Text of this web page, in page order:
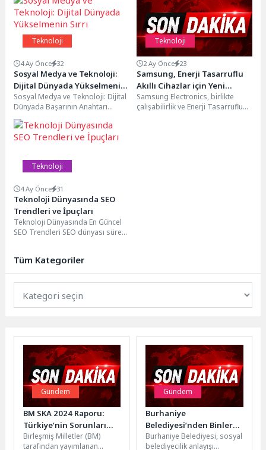
Teknoloji
4 Ay Önce 32
Sosyal Medya ve Teknoloji:
Dijital Dünyada Yükselmenin
Sırrı
Sosyal Medya ve Teknoloji: Dijital
Dünyada Başarının Anahtarı
Sosyal medya ve teknoloji
günümüz dijital dünyasında...
Teknoloji
2 Ay Önce 23
Samsung, Enerji Tasarruflu
Akıllı Cihazlar için Yeni
Avrupa Birliği Davranış
Kurallarını Benimsedi
Samsung Electronics, birlikte
çalışabilirlik ve Enerji Tasarruflu
Teknoloji
4 Ay Önce 31
Teknoloji Dünyasında SEO
Trendleri ve İpuçları
Teknoloji Dünyasında En Güncel
SEO Trendleri SEO dünyası sürekli
Tüm Kategoriler
Gündem
BM SKA 2024 Raporu:
Türkiye’nin Sorunları
Kronik!
Birleşmiş Milletler (BM)
tarafından yayımlanan
Gündem
Burhaniye
Belediyesi’nden Binlerce
Haneye Destek Eli
Burhaniye Belediyesi, sosyal
belediyecilik anlayışı